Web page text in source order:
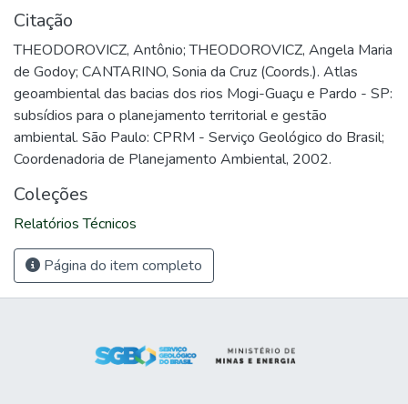
Citação
THEODOROVICZ, Antônio; THEODOROVICZ, Angela Maria
de Godoy; CANTARINO, Sonia da Cruz (Coords.). Atlas
geoambiental das bacias dos rios Mogi-Guaçu e Pardo - SP:
subsídios para o planejamento territorial e gestão
ambiental. São Paulo: CPRM - Serviço Geológico do Brasil;
Coordenadoria de Planejamento Ambiental, 2002.
Coleções
Relatórios Técnicos
Página do item completo